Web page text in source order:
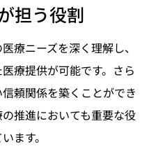
担う役割
療ニーズを深く理解し、
療提供が可能です。さら
頼関係を築くことができ
推進においても重要な役
ます。